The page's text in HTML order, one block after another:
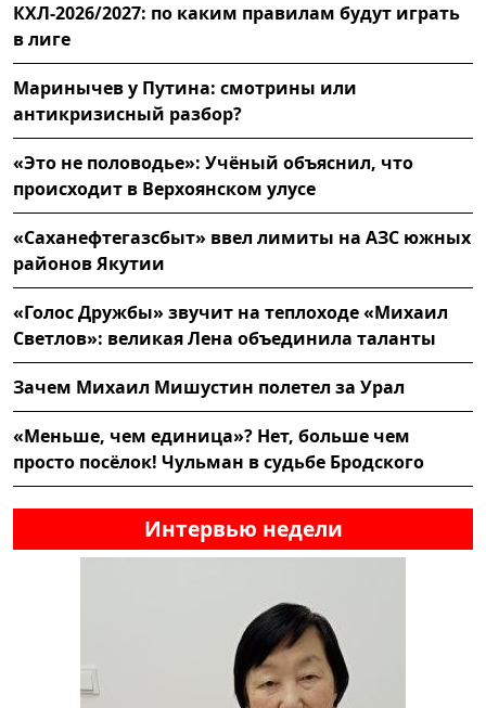
КХЛ-2026/2027: по каким правилам будут играть
в лиге
Маринычев у Путина: смотрины или
антикризисный разбор?
«Это не половодье»: Учёный объяснил, что
происходит в Верхоянском улусе
«Саханефтегазсбыт» ввел лимиты на АЗС южных
районов Якутии
«Голос Дружбы» звучит на теплоходе «Михаил
Светлов»: великая Лена объединила таланты
Зачем Михаил Мишустин полетел за Урал
«Меньше, чем единица»? Нет, больше чем
просто посёлок! Чульман в судьбе Бродского
Интервью недели